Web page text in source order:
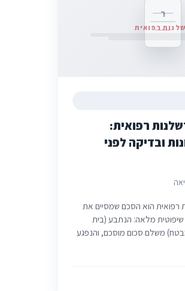
ר
רפואית
רפואית:
ובדיקה לפני
הוא הסכם שמסיים את
מלאה: הנתבע (בית
משלם סכום מוסכם, והנפגע